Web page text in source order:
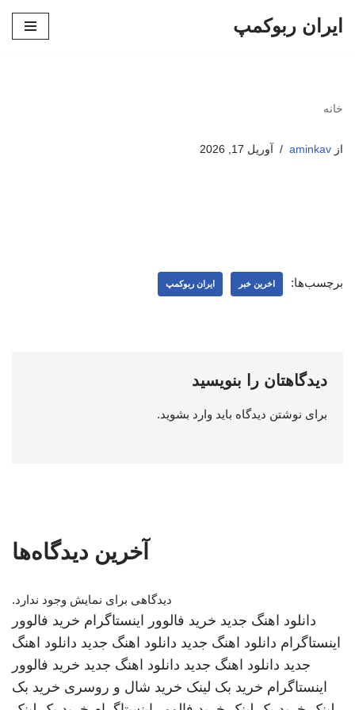
ایران ربوکمپ
خانه
از aminkav آوریل 17, 2026
برچسب‌ها: اخرین خبر ایران ربوکمپ
دیدگاهتان را بنویسید
برای نوشتن دیدگاه باید وارد بشوید.
آخرین دیدگاه‌ها
دیدگاهی برای نمایش وجود ندارد.
دانلود اهنگ جدید خرید فالوور اینستاگرام خرید فالوور
اینستاگرام دانلود اهنگ جدید دانلود اهنگ جدید دانلود اهنگ
جدید دانلود اهنگ جدید دانلود اهنگ جدید خرید فالوور
اینستاگرام خرید بک لینک خرید شال و روسری خرید بک